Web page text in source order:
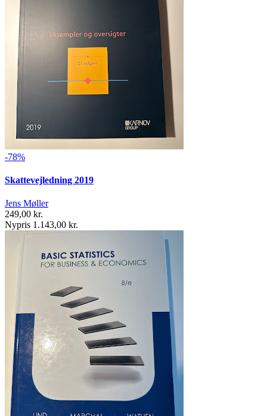
-78%
Skattevejledning 2019
Jens Møller
249,00 kr.
Nypris 1.143,00 kr.